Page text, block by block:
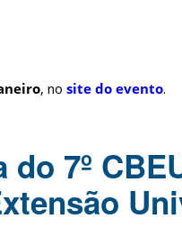
, no site do evento.
7º